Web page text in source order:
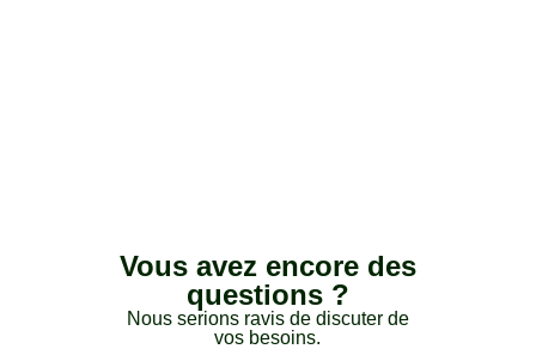
Vous avez encore des
questions ?
Nous serions ravis de discuter de
vos besoins.